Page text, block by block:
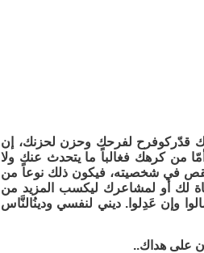
قدّركوفرح لفرحك وحزن لحزنك، إن
من كرهك فغالباً ما يتحدث عنك ولا
نقص في شخصيته، فيكون ذلك نوعاً من
لك أو لمشاعرك ليكسب المزيد من
وإن عَدِلوا. ديني لنفسي ودينُالنَّاس
على هداك..